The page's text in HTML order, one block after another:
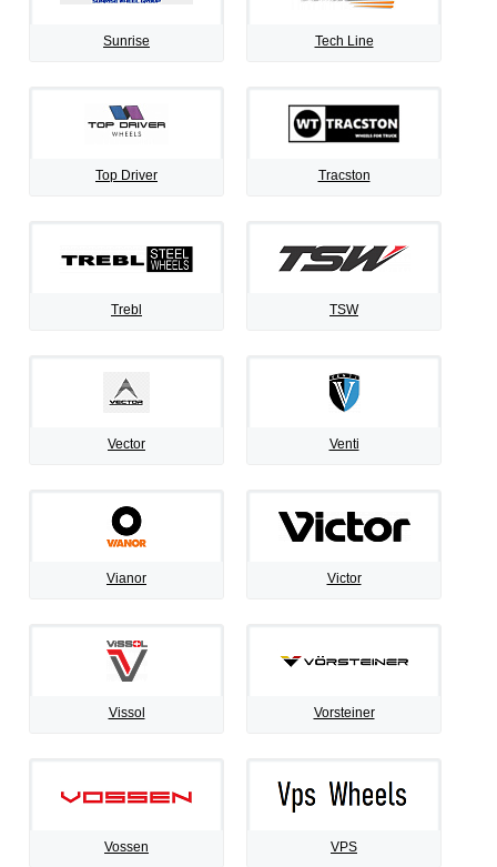
Sunrise Tech Line
Top Driver Tracston
Trebl TSW
Vector Venti
Vianor Victor
Vissol Vorsteiner
Vossen VPS